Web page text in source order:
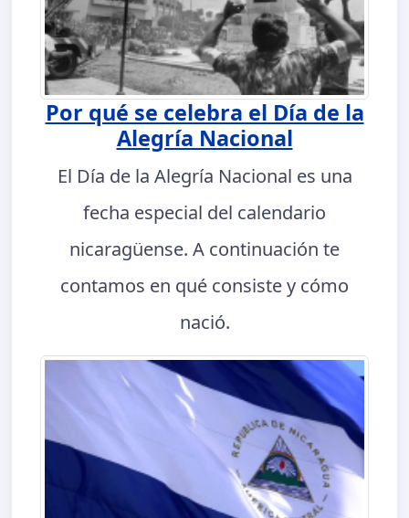
Por qué se celebra el Día de la
Alegría Nacional
El Día de la Alegría Nacional es una
fecha especial del calendario
nicaragüense. A continuación te
contamos en qué consiste y cómo
nació.